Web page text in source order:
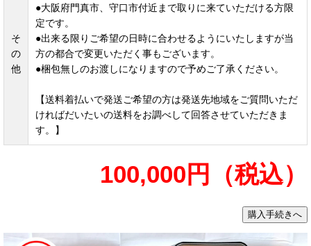
そ
の
他
●大阪府門真市、守口市付近まで取りに来ていただける方限
定です。
●出来る限りご希望の日時に合わせるようにいたしますが当
方の都合で変更いただく事もございます。
●梱包無しのお渡しになりますので予めご了承ください。
【送料着払いで発送ご希望の方は発送先地域をご質問いただ
ければだいたいの送料をお調べして回答させていただきま
す。】
100,000円（税込）